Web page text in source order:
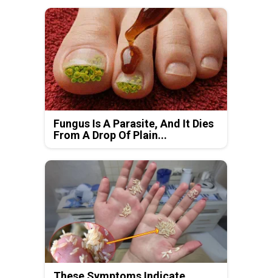
Fungus Is A Parasite, And It Dies
From A Drop Of Plain...